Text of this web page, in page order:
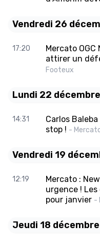
Vendredi 26
17:20
Mercato OGC
attirer un
Footeux
Lundi 22
14:31
Carlos
stop ! -
Vendredi 19
12:19
Mercato :
urgence !
pour janvier -
Jeudi 18